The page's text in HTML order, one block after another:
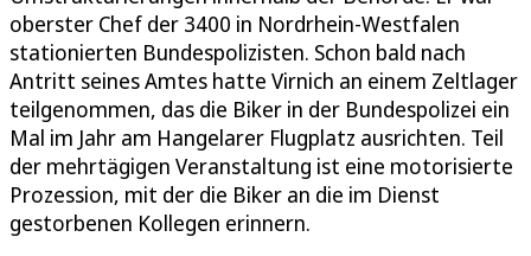
oberster Chef der 3400 in Nordrhein-Westfalen
stationierten Bundespolizisten. Schon bald nach
Antritt seines Amtes hatte Virnich an einem Zeltlager
teilgenommen, das die Biker in der Bundespolizei ein
Mal im Jahr am Hangelarer Flugplatz ausrichten. Teil
der mehrtägigen Veranstaltung ist eine motorisierte
Prozession, mit der die Biker an die im Dienst
gestorbenen Kollegen erinnern.